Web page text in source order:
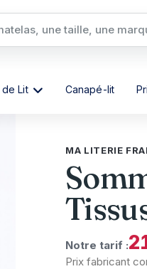
Lit Canapé-lit
MA LITERIE
Notre tarif :
Prix fabricant